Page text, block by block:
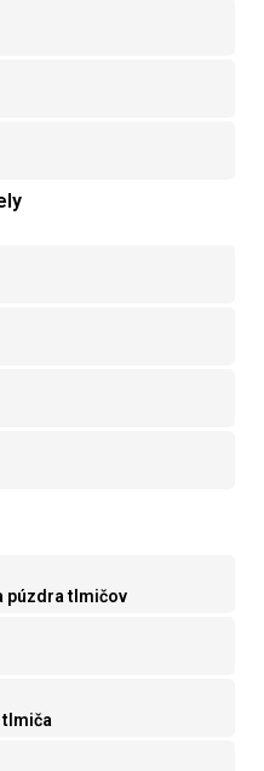
púzdra tlmičov
tlmiča